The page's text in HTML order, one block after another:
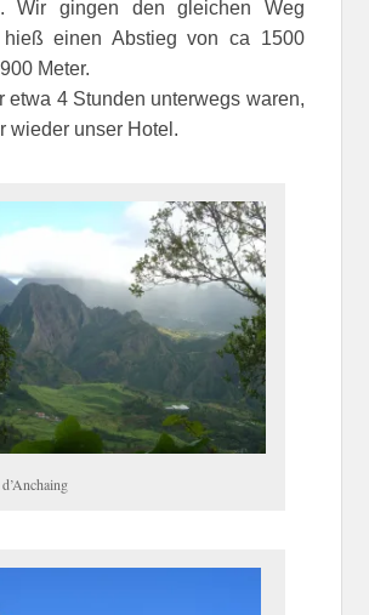
Wir gingen den gleichen Weg
hieß einen Abstieg von ca 1500
Meter.
etwa 4 Stunden unterwegs waren,
wieder unser Hotel.